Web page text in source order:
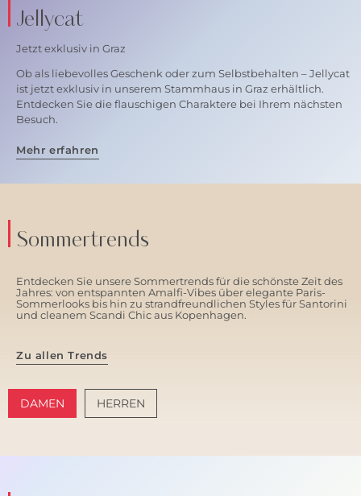
Jellycat
Jetzt exklusiv in Graz
Ob als liebevolles Geschenk oder zum Selbstbehalten – Jellycat
ist jetzt exklusiv in unserem Stammhaus in Graz erhältlich.
Entdecken Sie die flauschigen Charaktere bei Ihrem nächsten
Besuch.
Mehr erfahren
Sommertrends
Entdecken Sie unsere Sommertrends für die schönste Zeit des
Jahres: von entspannten Amalfi-Vibes über elegante Paris-
Sommerlooks bis hin zu strandfreundlichen Styles für Santorini
und cleanem Scandi Chic aus Kopenhagen.
Zu allen Trends
DAMEN HERREN